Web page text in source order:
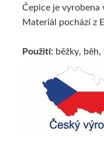
Čepice je vyrobena
Materiál pochází z
Použití: běžky,